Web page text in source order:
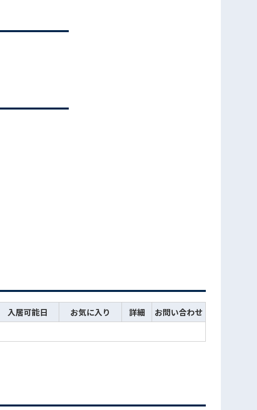
入居可能日 お気に入り 詳細
お問い合わせ